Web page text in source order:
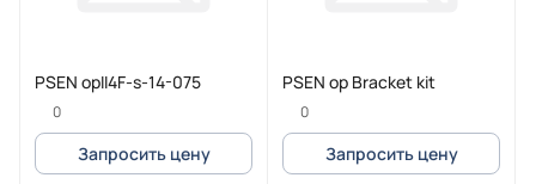
PSEN opII4F-s-14-075
0
Запросить цену
PSEN op Bracket kit
0
Запросить цену